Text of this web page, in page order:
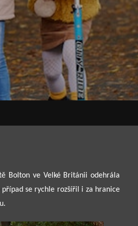
Bolton ve Velké Británii odehrála
se rychle rozšířil i za hranice